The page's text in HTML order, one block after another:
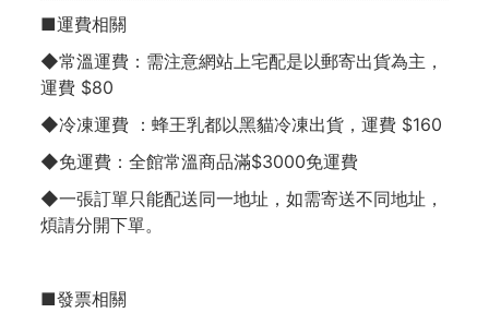
■運費相關
◆常溫運費：需注意網站上宅配是以郵寄出貨為主，
運費 $80
◆冷凍運費 ：蜂王乳都以黑貓冷凍出貨，運費 $160
◆免運費：全館常溫商品滿$3000免運費
◆一張訂單只能配送同一地址，如需寄送不同地址，
煩請分開下單。
■發票相關